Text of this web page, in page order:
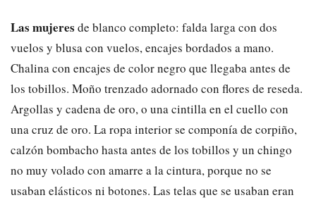
Las mujeres de blanco completo: falda larga con dos
vuelos y blusa con vuelos, encajes bordados a mano.
Chalina con encajes de color negro que llegaba antes de
los tobillos. Moño trenzado adornado con flores de reseda.
Argollas y cadena de oro, o una cintilla en el cuello con
una cruz de oro. La ropa interior se componía de corpiño,
calzón bombacho hasta antes de los tobillos y un chingo
no muy volado con amarre a la cintura, porque no se
usaban elásticos ni botones. Las telas que se usaban eran